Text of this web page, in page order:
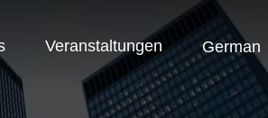
Veranstaltungen German